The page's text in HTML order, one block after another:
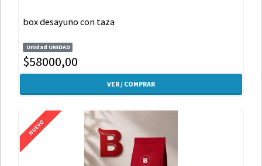
box desayuno con taza
Unidad UNIDAD
$58000,00
VER / COMPRAR
NUEVO